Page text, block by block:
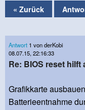
« Zurück
Antwort 1 von derKobi
08.07.15, 22:16:33
Re: BIOS reset hilft
Grafikkarte
Batterieentnahme